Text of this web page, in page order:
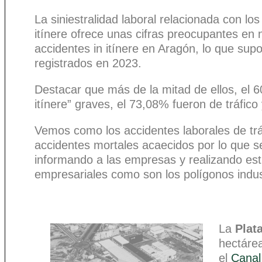
La siniestralidad laboral relacionada con
itínere ofrece unas cifras preocupantes en
accidentes in itínere en Aragón, lo que
registrados en 2023.
Destacar que más de la mitad de ellos, el
itínere” graves, el 73,08% fueron de
Vemos como los accidentes laborales de
accidentes mortales acaecidos por lo que
informando a las empresas y realizando
empresariales como son los polígonos
La
el